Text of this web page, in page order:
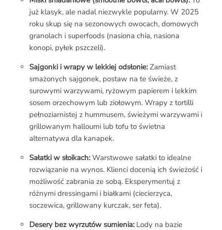
już klasyk, ale nadal niezwykle popularny. W 2025
roku skup się na sezonowych owocach, domowych
granolach i superfoods (nasiona chia, nasiona
konopi, pyłek pszczeli).
Sajgonki i wrapy w lekkiej odsłonie:Zamiast
smażonych sajgonek, postaw na te świeże, z
surowymi warzywami, ryżowym papierem i lekkim
sosem orzechowym lub ziołowym. Wrapy z tortilli
pełnoziarnistej z hummusem, świeżymi warzywami i
grillowanym halloumi lub tofu to świetna
alternatywa dla kanapek.
Sałatki w słoikach:Warstwowe sałatki to idealne
rozwiązanie na wynos. Klienci docenią ich świeżość i
możliwość zabrania ze sobą. Eksperymentuj z
różnymi dressingami i białkami (ciecierzyca,
soczewica, grillowany kurczak, ser feta).
Desery bez wyrzutów sumienia:Lody na bazie